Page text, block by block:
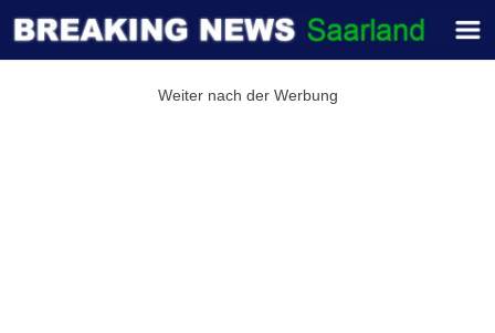
Weiter nach der Werbung